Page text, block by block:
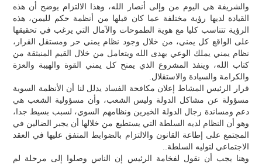
والشريفة هي اليوم من وإلى أنصار الله، وهذا الالتزام يوضح أن هذه
القيادة لديها رؤية مختلفة عما كان قبلها من أنظمة حكم لليمن، هذه
الرؤية تتناسب كليا مع هوية الطموحات والآمال التي يرغب في تحقيقها
على الواقع كل يمني، من خلال وجود نظام يمني حر ومستقل القرار،
نظام يمني يملك الوعي بهدى الله ويتعامل من خلال القيم المنبثقة من
كتاب الله، وينفذ المشروع الذي يمنح كل يمني القوة والهيبة والعزة
والكرامة والسيادة والاستقلال.
قرار الرئيس المشاط إعلان مكافحة الفساد يدلل لنا أن الأنظمة السوية
مسؤولة عن مشاكل الدولة وليس الشعب، وأن مسؤولية الشعب هي
دعم ومساندة رجال الدولة الخيرين ونظامهم السوي، لسبب بسيط جدا،
وهو أن النظام لديه السلطة التي يستطيع من خلالها أن يجبر الضالين في
المجتمع على إطاعة القانون والالتزام بالضوابط المتفق عليها في العقد
الاجتماعي لتوليه السلطة..
وهنا يجب أن نقول لفخامة الرئيس إن الناس وصلوا إلى مرحلة لم